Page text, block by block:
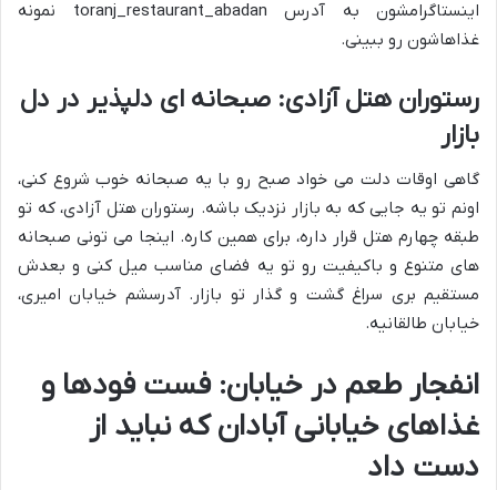
اینستاگرامشون به آدرس toranj_restaurant_abadan نمونه
غذاهاشون رو ببینی.
رستوران هتل آزادی: صبحانه ای دلپذیر در دل
بازار
گاهی اوقات دلت می خواد صبح رو با یه صبحانه خوب شروع کنی،
اونم تو یه جایی که به بازار نزدیک باشه. رستوران هتل آزادی، که تو
طبقه چهارم هتل قرار داره، برای همین کاره. اینجا می تونی صبحانه
های متنوع و باکیفیت رو تو یه فضای مناسب میل کنی و بعدش
مستقیم بری سراغ گشت و گذار تو بازار. آدرسشم خیابان امیری،
خیابان طالقانیه.
انفجار طعم در خیابان: فست فودها و
غذاهای خیابانی آبادان که نباید از
دست داد